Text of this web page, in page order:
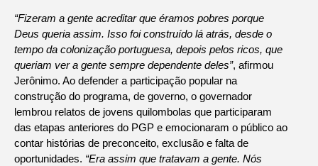
“Fizeram a gente acreditar que éramos pobres porque
Deus queria assim. Isso foi construído lá atrás, desde o
tempo da colonização portuguesa, depois pelos ricos, que
queriam ver a gente sempre dependente deles”, afirmou
Jerônimo. Ao defender a participação popular na
construção do programa, de governo, o governador
lembrou relatos de jovens quilombolas que participaram
das etapas anteriores do PGP e emocionaram o público ao
contar histórias de preconceito, exclusão e falta de
oportunidades. “Era assim que tratavam a gente. Nós